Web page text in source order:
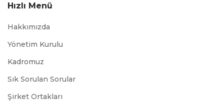
Hızlı Menü
Hakkımızda
Yönetim Kurulu
Kadromuz
Sık Sorulan Sorular
Şirket Ortakları